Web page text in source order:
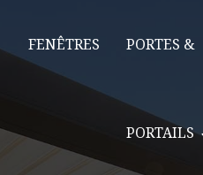
FENÊTRES PORTES &
PORTAILS